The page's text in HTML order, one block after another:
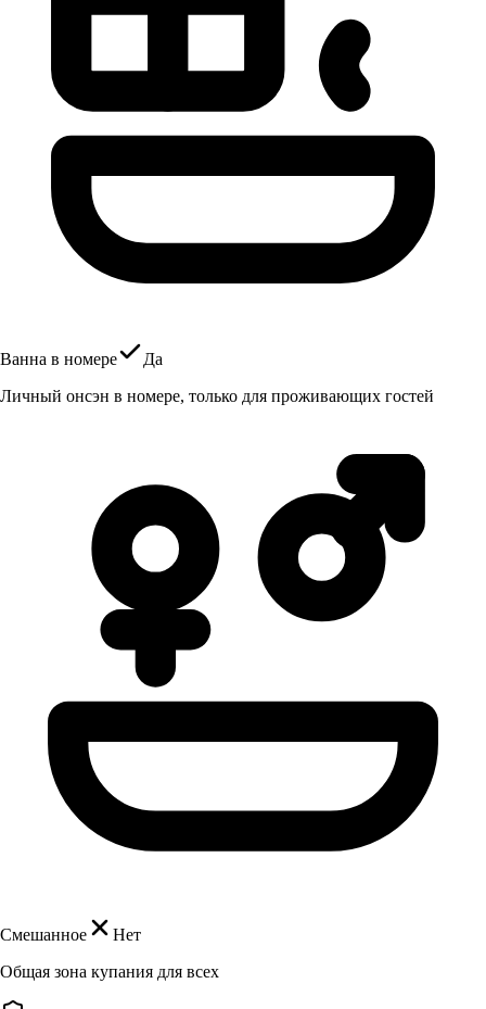
Ванна в номере
Да
Личный онсэн в номере, только для проживающих гостей
Смешанное
Нет
Общая зона купания для всех